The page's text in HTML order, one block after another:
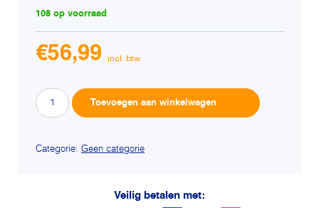
108 op voorraad
€56,99
Josera
medium
adult
Toevoegen aan winkelwagen
Categorie: Geen categorie
Veilig betalen met: